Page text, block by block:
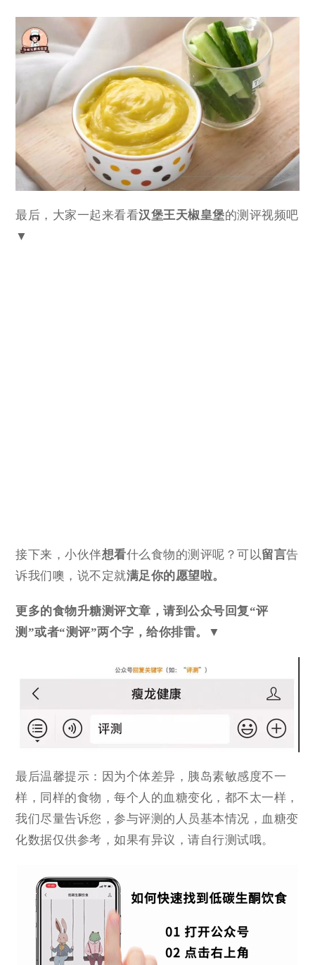
最后，大家一起来看看汉堡王天椒皇堡的测评视频吧
▼
接下来，小伙伴想看什么食物的测评呢？可以留言告
诉我们噢，说不定就满足你的愿望啦。
更多的食物升糖测评文章，请到公众号回复“评
测”或者“测评”两个字，给你排雷。
▼
最后温馨提示：因为个体差异，胰岛素敏感度不一
样，同样的食物，每个人的血糖变化，都不太一样，
我们尽量告诉您，参与评测的人员基本情况，血糖变
化数据仅供参考，如果有异议，请自行测试哦。